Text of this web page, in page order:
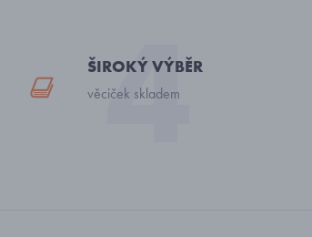
ŠIROKÝ VÝBĚR
věciček skladem